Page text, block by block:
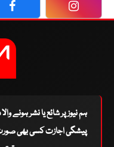
Facebook
ہم نیوز پر شائع یا نشر ہونے
پیشگی اجازت کسی بھی صورت